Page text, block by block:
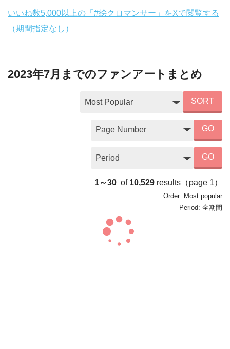
いいね数5,000以上の「#絵クロマンサー」をXで閲覧する
（期間指定なし）
2023年7月までのファンアートまとめ
SORT
GO
GO
1～30 of 10,529 results （page 1）
Order: Most popular
Period: 全期間